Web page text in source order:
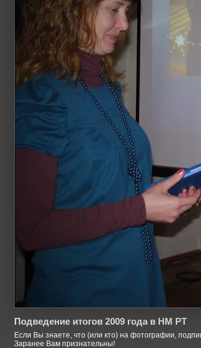
Подведение итогов 2009 года в НМ РТ
Если Вы знаете, что (или кто) на фотографии,
Заранее Вам признательны!